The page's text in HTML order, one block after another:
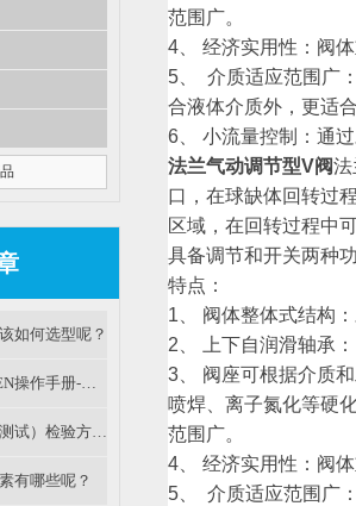
如何选型呢？
干货分享-德国VATTEN操作手册-自控阀门检修规程（二）
阀门压力检测（强度测试）检验方法（A篇）
有哪些呢？
范围广。
4、 经济实用性：阀
5、 介质适应范围广
合液体介质外，更适
6、 小流量控制：通
法兰气动调节型V阀法
口，在球缺体回转过
区域，在回转过程中
具备调节和开关两种
特点：
1、 阀体整体式结构
2、 上下自润滑轴承
3、 阀座可根据介质
喷焊、离子氮化等硬
范围广。
4、 经济实用性：阀
5、 介质适应范围广